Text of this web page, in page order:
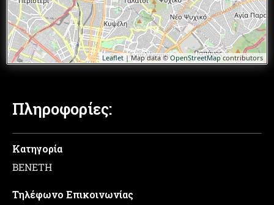
Leaflet| Map data ©OpenStreetMapcontributors
Πληροφορίες:
Κατηγορία
ΒΕΝΕΤΗ
Τηλέφωνο Επικοινωνίας